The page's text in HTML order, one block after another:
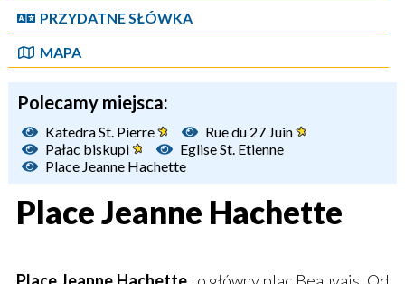
PRZYDATNE SŁÓWKA
MAPA
Polecamy miejsca:
Katedra St. Pierre
Rue du 27 Juin
Pałac biskupi
Eglise St. Etienne
Place Jeanne Hachette
Place Jeanne Hachette